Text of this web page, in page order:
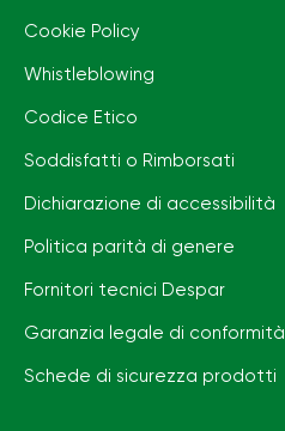
Cookie Policy
Whistleblowing
Codice Etico
Soddisfatti o Rimborsati
Dichiarazione di accessibilità
Politica parità di genere
Fornitori tecnici Despar
Garanzia legale di conformità
Schede di sicurezza prodotti